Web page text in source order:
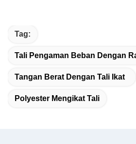
Tag:
Tali Pengaman Beban Dengan
Tangan Berat Dengan Tali Ikat
Polyester Mengikat Tali